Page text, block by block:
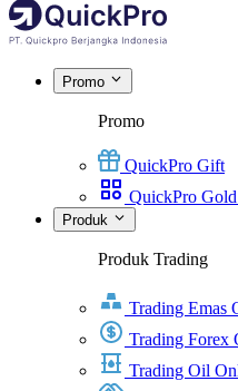
Promo
Promo
QuickPro Gift
QuickPro
Produk
Produk Trading
Trading Emas
Trading Forex
Trading Oil